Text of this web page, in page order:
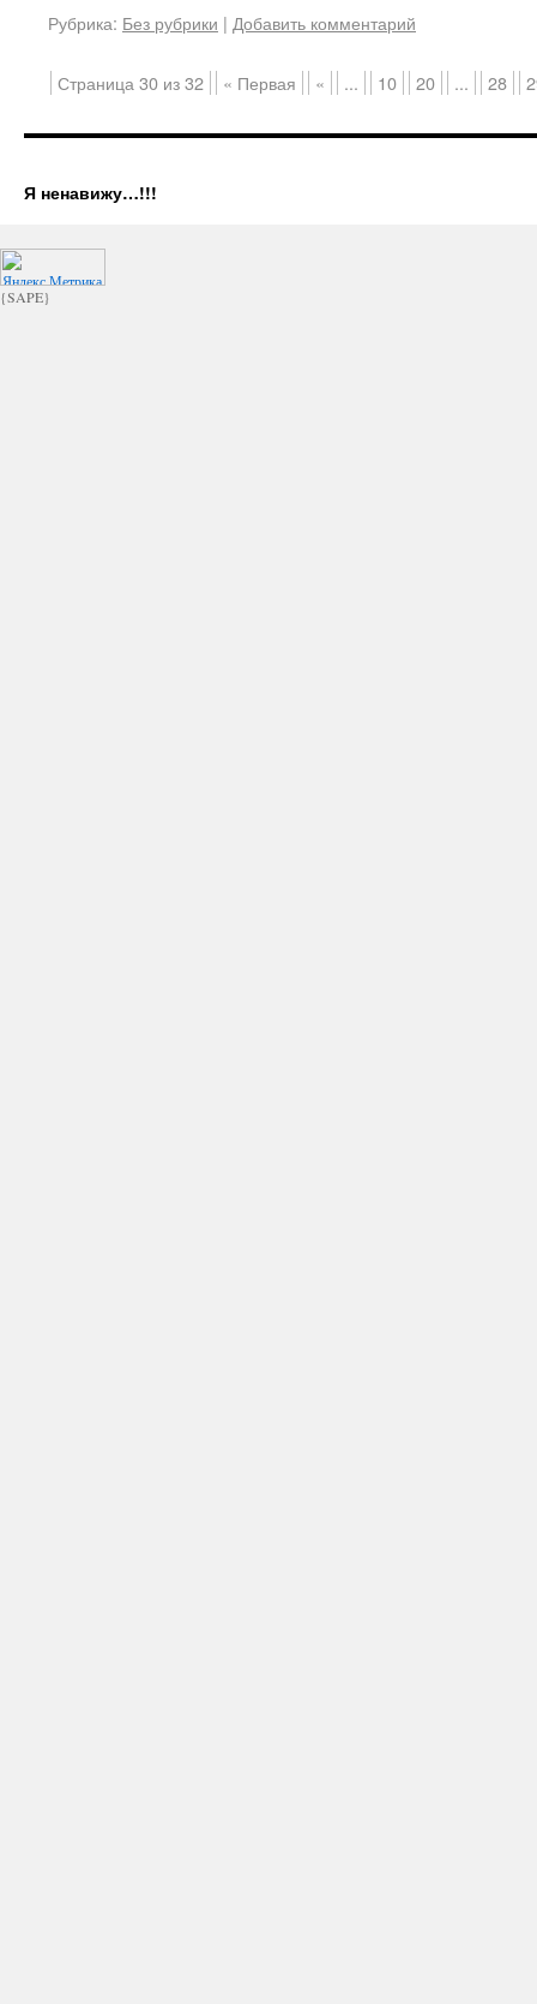
Рубрика: Без рубрики | Добавить комментарий
Страница 30 из 32 « Первая « ... 10 20 ... 28
Я ненавижу…!!!
{SAPE}